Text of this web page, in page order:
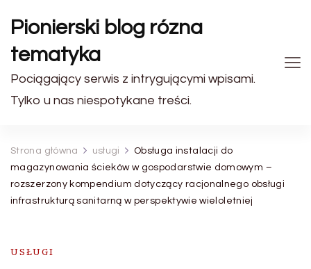
Pionierski blog rózna
tematyka
Pociągający serwis z intrygującymi wpisami.
Tylko u nas niespotykane treści.
Strona główna usługi
Obsługa instalacji do
magazynowania ścieków w gospodarstwie domowym –
rozszerzony kompendium dotyczący racjonalnego obsługi
infrastrukturą sanitarną w perspektywie wieloletniej
USŁUGI